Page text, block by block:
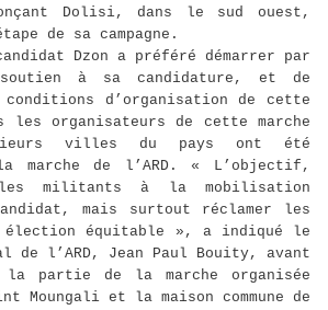
Dolisi, dans le sud ouest,
de sa campagne.
Dzon a préféré démarrer par
soutien à sa candidature, et de
d’organisation de cette
les organisateurs de cette marche
villes du pays ont été
marche de l’ARD. « L’objectif,
militants à la mobilisation
mais surtout réclamer les
élection équitable », a indiqué le
de l’ARD, Jean Paul Bouity, avant
la partie de la marche organisée
Moungali et la maison commune de